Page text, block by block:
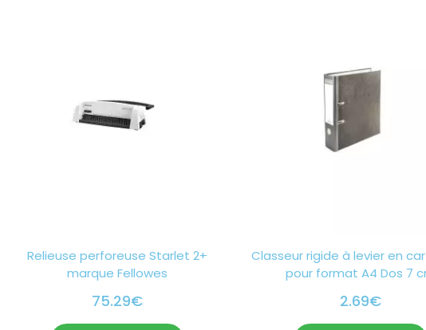
Relieuse perforeuse Starlet 2+
marque Fellowes
75.29€
Classeur rigide à levier en
pour format A4 Dos 7
2.69€